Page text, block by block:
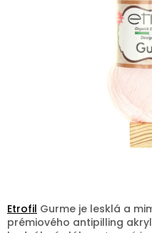
Etrofil Gurme je lesklá a
prémiového antipilling